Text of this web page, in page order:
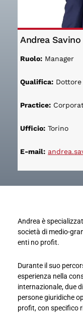
Andrea Savino
Ruolo: Manager
Qualifica:
Practice:
Ufficio: Torino
E-mail:
Andrea è
società di medio-
enti no profit.
Durante il suo
esperienza nella
internazionale, due
persone giuridiche
profit, con specifico